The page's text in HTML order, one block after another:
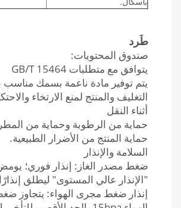
طَرد
صندوق المحتويات:
يتوافق مع متطلبات GB/T 15464
يتم توفير مادة ناعمة بسمك
التغليف والمنتج لمنع الارتخاء
أثناء النقل
حماية من الرطوبة وحماية من
حماية المنتج من الأضرار الطبيعية.
السلامة والإنذار
ضغط مصدر الغاز: إنذار فوري؛
"الإنذار عالي المستوى" ليطلق
إنذار ضغط مجرى الهواء: يتجاوز